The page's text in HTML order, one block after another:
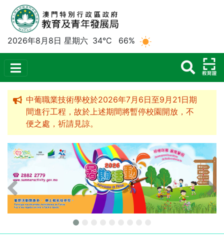
2026年8月8日 星期六 34°C 66%
中葡職業技術學校於2026年7月6日至9月21日期
間進行工程，故於上述期間將暫停校園開放，不
便之處，祈請見諒。
上一個宣傳橫額 下